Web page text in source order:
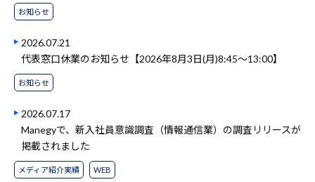
お知らせ
2026.07.21
代表窓口休業のお知らせ【2026年8月3日(月)8:45～13:00】
お知らせ
2026.07.17
Manegyで、新入社員意識調査（情報通信業）の調査リリースが
掲載されました
メディア紹介実績 WEB